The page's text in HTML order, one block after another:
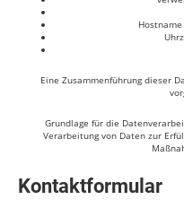
Eine Zusammenführung dieser
Grundlage für die
Verarbeitung von Daten zur
Kontaktformular